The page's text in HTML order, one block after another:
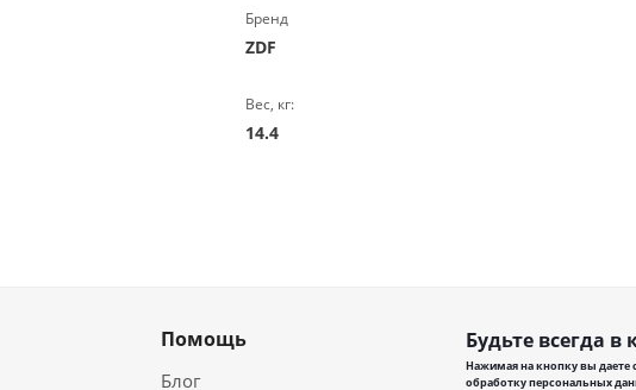
Бренд
ZDF
Вес, кг:
14.4
Помощь
Блог
Будьте всегда в
Нажимая на кнопку вы даете
обработку персональных